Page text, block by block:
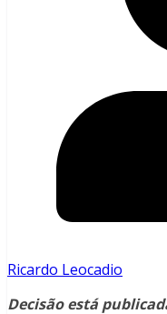
Ricardo Leocadio
Decisão está